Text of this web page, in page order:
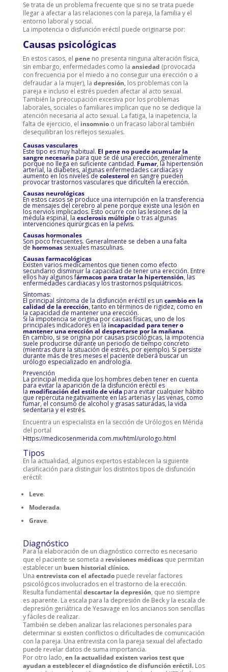
Se trata de un problema frecuente que si no se trata puede
llegar a afectar a las relaciones con la pareja, la familia y el
entorno laboral y social.
La impotencia o disfunción eréctil puede originarse por:
Causas psicológicas
En estos casos, el pene no presenta ninguna alteración física,
sin embargo, enfermedades como la ansiedad (provocada
con frecuencia por el miedo a no conseguir una erección o a
defraudar a la mujer), la depresión, los problemas con la
pareja e incluso el estrés pueden afectar al acto sexual.
También la preocupación excesiva por los problemas
laborales, sociales o familiares implican que no se dedique la
atención necesaria al acto sexual. La fatiga, la inapetencia, la
falta de ejercicio, el insomnioo un fracaso laboral también
desequilibran los reflejos sexuales.
Causas vasculares
Este tipo es muy habitual. El pene no puede acumular la
sangre necesariapara que se dé una erección, generalmente
porque no llega en suficiente cantidad. Fumar, la hipertensión
arterial, la diabetes, algunas enfermedades cardiacas y
aumento en los niveles de colesterol en sangre pueden
provocar trastornos vasculares que dificulten la erección.
Causas neurológicas
En estos casos se produce una interrupción en la transferencia
de mensajes del cerebro al pene porque existe una lesión en
los nervios implicados. Esto ocurre con las lesiones de la
médula espinal, la esclerosis múltiple o tras algunas
intervenciones quirúrgicas en la pelvis.
Causas hormonales
Son poco frecuentes. Generalmente se deben a una falta
de hormonassexuales masculinas.
Causas farmacológicas
Existen varios medicamentos que tienen como efecto
secundario disminuir la capacidad de tener una erección. Entre
ellos hay algunos fármacos para tratar la hipertensión, las
enfermedades cardiacas y los trastornos psiquiátricos.
Síntomas:
El principal síntoma de la disfunción eréctil es un cambio en la
calidad de la erección, tanto en términos de rigidez, como en
la capacidad de mantener una erección.
Si la impotencia se origina por causas físicas, uno de los
principales indicadores en la incapacidad para tener o
mantener una erección al despertarse por la mañana.
En cambio, si se origina por causas psicológicas, la impotencia
suele producirse durante un periodo de tiempo concreto
(mientras dure la situación de estrés, por ejemplo). Si persiste
durante más de tres meses el paciente deberá buscar un
urólogo especializado en andrología.
Prevención
La principal medida que los hombres deben tener en cuenta
para evitar la aparición de la disfunción eréctil es
la modificación del estilo de vidapara evitar cualquier hábito
que repercuta negativamente en las arterias y las venas, como
fumar, el consumo de alcohol y grasas saturadas, la vida
sedentaria y el estrés.
Encuentra un especialista en la sección de Urólogos en Mérida
del portal
Https://medicosenmerida.com.mx/html/urologo.html
Tipos
En la actualidad, algunos expertos establecen la siguiente
clasificación para distinguir los distintos tipos de disfunción
eréctil:
Leve.
Moderada.
Grave.
Diagnóstico
Para la elaboración de un diagnóstico correcto es necesario
que el paciente se someta a revisiones médicasque permitan
establecer un buen historial clínico.
Una entrevista con el afectadopuede revelar factores
psicológicos involucrados en el trastorno de la erección.
Resulta fundamental descartar la depresión, que no siempre
es aparente. La escala para la depresión de Beck y la escala de
depresión geriátrica de Yesavage en los ancianos son sencillas
y fáciles de realizar.
También se deben analizar las relaciones personales para
determinar si existen conflictos o dificultades de comunicación
con la pareja. Una entrevista con la pareja sexual del afectado
puede revelar datos de suma importancia.
Por otro lado, en la actualidad existen varios test que
ayudan a esteblecer el diagnóstico de disfunción eréctil. Los